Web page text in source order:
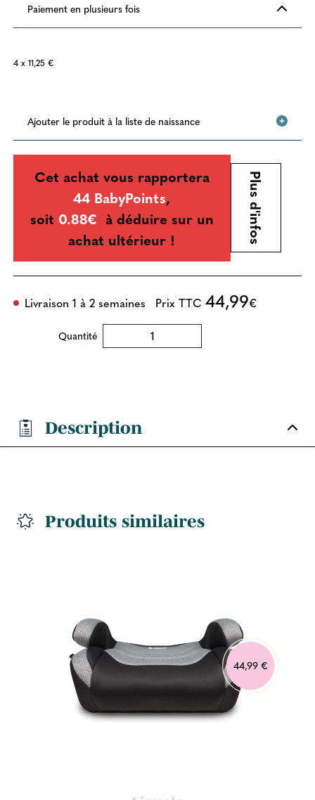
Paiement en plusieurs fois
4 x 11,25 €
Ajouter le produit à la liste de naissance
Cet achat vous rapportera
44 BabyPoints,
soit 0.88€ à déduire sur un
achat ultérieur !
Plus d'infos
Livraison 1 à 2 semaines Prix TTC 44,99€
Quantité
Description
Produits similaires
44,99 €